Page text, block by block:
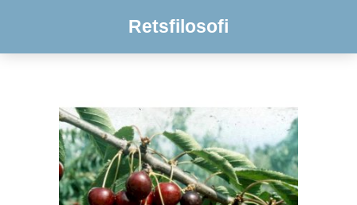
Retsfilosofi